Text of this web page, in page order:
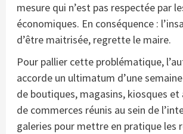
mesure qui n’est pas respectée par
économiques. En conséquence :
d’être maitrisée, regrette le maire.
Pour pallier cette problématique,
accorde un ultimatum d’une
de boutiques, magasins, kiosques
de commerces réunis au sein de
galeries pour mettre en pratique les